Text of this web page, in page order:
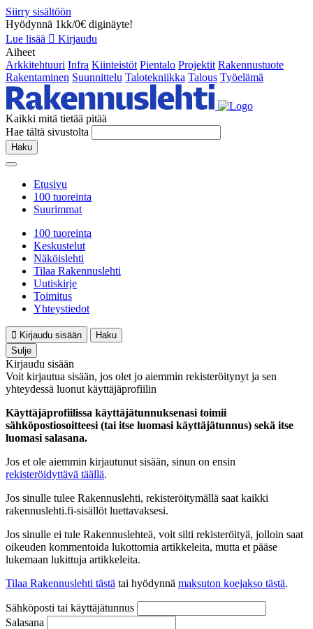
Siirry sisältöön
Hyödynnä 1kk/0€ diginäyte!
Lue lisää
Kirjaudu
Aiheet
Arkkitehtuuri Infra Kiinteistöt Pientalo Projektit Rakennustuote
Rakentaminen Suunnittelu Talotekniikka Talous Työelämä
Kaikki mitä tietää pitää
Hae tältä sivustolta
Haku
Etusivu
100 tuoreinta
Suurimmat
100 tuoreinta
Keskustelut
Näköislehti
Tilaa Rakennuslehti
Uutiskirje
Toimitus
Yhteystiedot
Kirjaudu sisään
Haku
Sulje
Kirjaudu sisään
Voit kirjautua sisään, jos olet jo aiemmin rekisteröitynyt ja sen
yhteydessä luonut käyttäjäprofiilin
Käyttäjäprofiilissa käyttäjätunnuksenasi toimii
sähköpostiosoitteesi (tai itse luomasi käyttäjätunnus) sekä itse
luomasi salasana.
Jos et ole aiemmin kirjautunut sisään, sinun on ensin
rekisteröidyttävä täällä.
Jos sinulle tulee Rakennuslehti, rekisteröitymällä saat kaikki
rakennuslehti.fi-sisällöt luettavaksesi.
Jos sinulle ei tule Rakennuslehteä, voit silti rekisteröityä, jolloin saat
oikeuden kommentoida lukottomia artikkeleita, mutta et pääse
lukemaan lukittuja artikkeleita.
Tilaa Rakennuslehti tästä tai hyödynnä maksuton koejakso tästä.
Sähköposti tai käyttäjätunnus
Salasana